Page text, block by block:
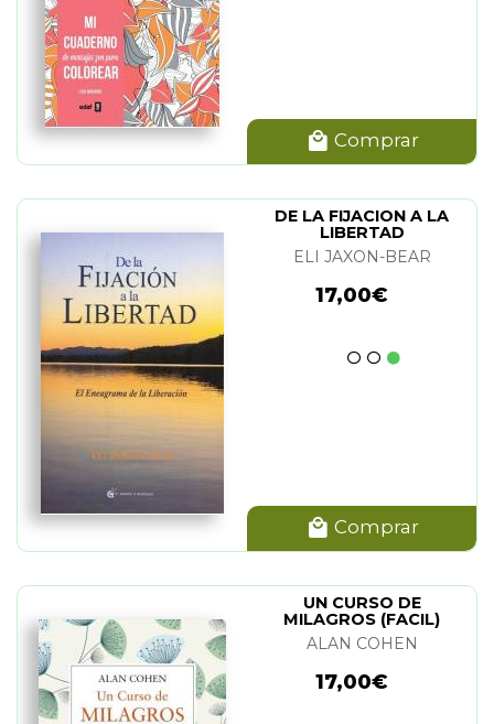
Comprar
DE LA FIJACION A LA
LIBERTAD
ELI JAXON-BEAR
17,00€
Comprar
UN CURSO DE
MILAGROS (FACIL)
ALAN COHEN
17,00€